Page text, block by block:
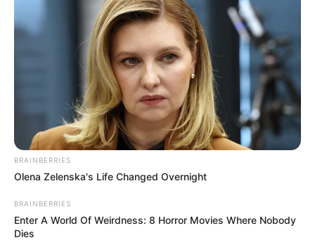
BRAINBERRIES
Olena Zelenska's Life Changed Overnight
BRAINBERRIES
Enter A World Of Weirdness: 8 Horror Movies Where Nobody
Dies